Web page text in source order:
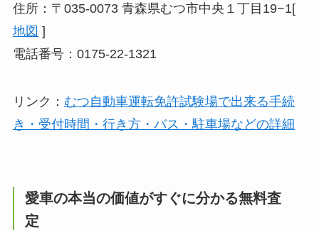
住所：〒035-0073 青森県むつ市中央１丁目19−1[
地図 ]
電話番号：0175-22-1321
リンク： むつ自動車運転免許試験場で出来る手続
き・受付時間・行き方・バス・駐車場などの詳細
愛車の本当の価値がすぐに分かる無料査
定